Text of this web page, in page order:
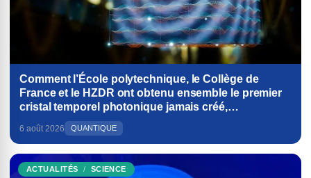
Comment l’École polytechnique, le Collège de
France et le HZDR ont obtenu ensemble le premier
cristal temporel photonique jamais créé,
bouleversant les fondements de la physique
6 août 2026 QUANTIQUE
ACTUALITÉS SCIENCE